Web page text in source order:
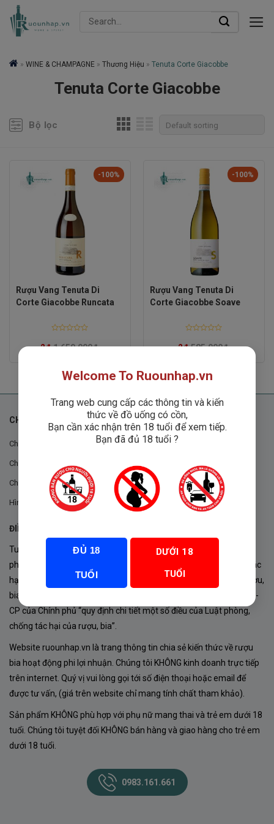
Skip
Search
» WINE & CHAMPAGNE » Thương Hiệu » Tenuta Corte Giacobbe
Tenuta Corte Giacobbe
Bộ lọc
-100%
Rượu Vang Tenuta Di
Corte Giacobbe Runcata
01,650,000₫
2₫
-100%
Rượu Vang Tenuta Di
Corte Giacobbe Soave
0585,000₫
2₫
CHÍNH SÁCH
Chính sách chung
Chính sách đổi trả
Chính sách mua hàng
Hình thức thanh toán
ĐIỀU KHOẢN VÀ CHÍNH SÁCH
Tuân thủ Nghị định 105/2017/NĐ-CP ngày 14/9/2017 của Chính
phủ về sản xuất, kinh doanh rượu. Tuân thủ Luật “phòng chống tác
hại của rượu, bia” số 44/2019/QH14-Điều 16 về “điều kiện bán rượu,
bia theo hình thức thương mại điện tử”; Nghị định số 24/2020/NĐ-
CP của Chính phủ “quy định chi tiết một số điều của Luật phòng,
chống tác hại của rượu, bia”.
Website ruounhap.vn là trang thông tin chia sẻ kiến thức về rượu
bia hoạt động phi lợi nhuận. Chúng tôi KHÔNG kinh doanh trực tiếp
trên internet. Quý vị vui lòng gọi tới số điện thoại hoặc email để
được tư vấn, (giá trên website chỉ mang tính chất tham khảo).
Sản phẩm KHÔNG phù hợp với phụ nữ mang thai và trẻ em dưới 18
tuổi. Chúng tôi tuyệt đối KHÔNG bán hàng và giao hàng cho trẻ em
dưới 18 tuổi.
0983.161.661
Welcome To Ruounhap.vn
Trang web cung cấp các thông tin và kiến
thức về đồ uống có cồn,
Bạn cần xác nhận trên 18 tuổi để xem tiếp.
Bạn đã đủ 18 tuổi ?
ĐỦ 18
TUỔI
DƯỚI 18
TUỔI